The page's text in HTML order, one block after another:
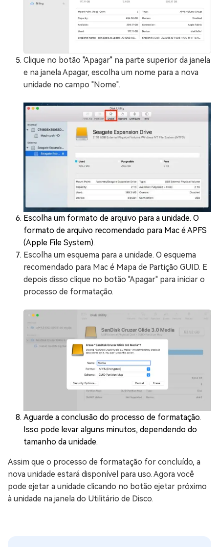
Clique no botão "Apagar" na parte superior da janela
e na janela Apagar, escolha um nome para a nova
unidade no campo "Nome".
Escolha um formato de arquivo para a unidade. O
formato de arquivo recomendado para Mac é APFS
(Apple File System).
Escolha um esquema para a unidade. O esquema
recomendado para Mac é Mapa de Partição GUID. E
depois disso clique no botão "Apagar" para iniciar o
processo de formatação.
Aguarde a conclusão do processo de formatação.
Isso pode levar alguns minutos, dependendo do
tamanho da unidade.
Assim que o processo de formatação for concluído, a
nova unidade estará disponível para uso. Agora você
pode ejetar a unidade clicando no botão ejetar próximo
à unidade na janela do Utilitário de Disco.